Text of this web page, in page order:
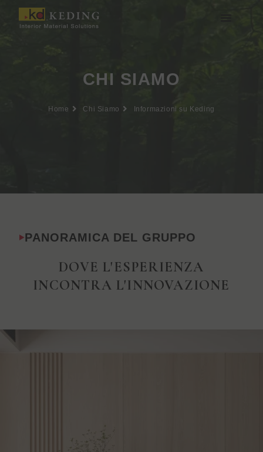
CHI SIAMO
Home Chi Siamo Informazioni su Keding
PANORAMICA DEL GRUPPO
DOVE L'ESPERIENZA
INCONTRA L'INNOVAZIONE